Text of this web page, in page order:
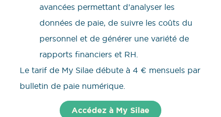
avancées permettant d’analyser les
données de paie, de suivre les coûts du
personnel et de générer une variété de
rapports financiers et RH.
Le tarif de My Silae débute à 4 € mensuels par
bulletin de paie numérique.
Accédez à My Silae